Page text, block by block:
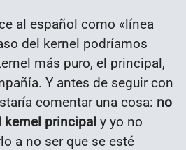
al español como «línea
del kernel podríamos
más puro, el principal,
Y antes de seguir con
comentar una cosa: no
kernel principal y yo no
a no ser que se esté